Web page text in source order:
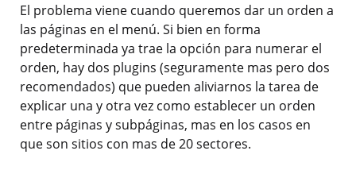
El problema viene cuando queremos dar un orden a
las páginas en el menú. Si bien en forma
predeterminada ya trae la opción para numerar el
orden, hay dos plugins (seguramente mas pero dos
recomendados) que pueden aliviarnos la tarea de
explicar una y otra vez como establecer un orden
entre páginas y subpáginas, mas en los casos en
que son sitios con mas de 20 sectores.